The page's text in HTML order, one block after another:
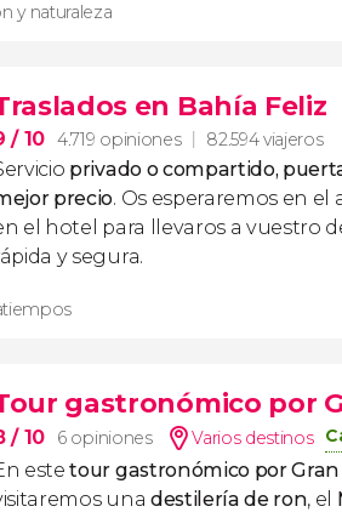
y naturaleza
en Bahía Feliz
/ 10 4.719 opiniones 82.594 viajeros
privado o compartido,
precio. Os esperaremos en
el hotel para llevaros a vuestro
y segura.
gastronómico por
/ 10 6 opiniones Varios destinos
estetour gastronómico por Gran
una destilería de ron, el